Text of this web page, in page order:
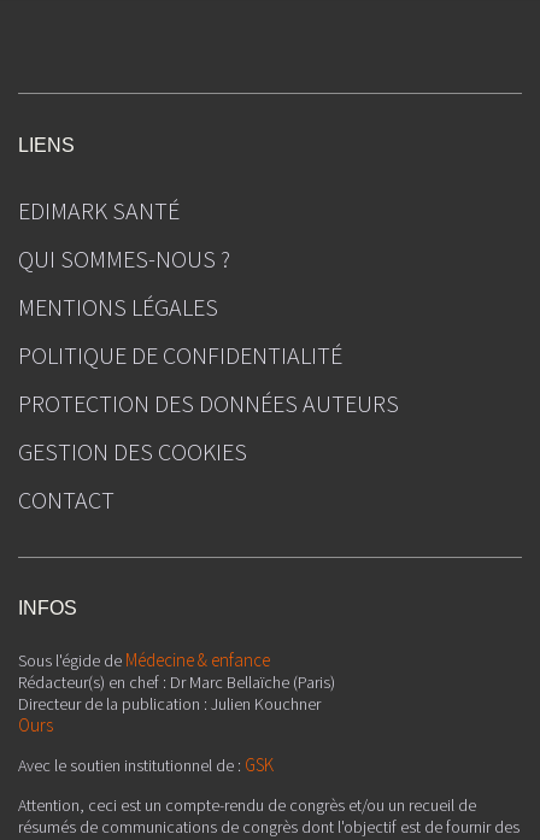
INFOS
Sous l'égide de Médecine & enfance
Rédacteur(s) en chef : Dr Marc Bellaïche (Paris)
Directeur de la publication : Julien Kouchner
Ours
Avec le soutien institutionnel de : GSK
Attention, ceci est un compte-rendu de congrès et/ou un recueil de
résumés de communications de congrès dont l'objectif est de fournir des
LIENS
EDIMARK SANTÉ
QUI SOMMES-NOUS ?
MENTIONS LÉGALES
POLITIQUE DE CONFIDENTIALITÉ
PROTECTION DES DONNÉES AUTEURS
GESTION DES COOKIES
CONTACT